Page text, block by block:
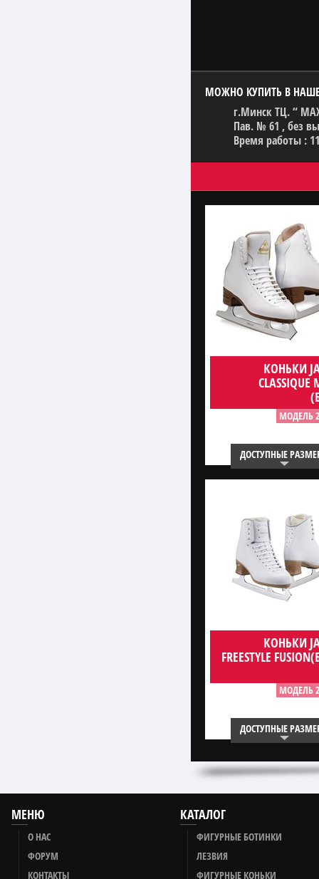
МОЖНО КУПИТЬ В
г.Минск ТЦ. “
Пав. № 61 , без
Время работы :
КОНЬКИ
CLASSIQUE
МОДЕЛЬ
ДОСТУПНЫЕ
КОНЬКИ
FREESTYLE
МОДЕЛЬ
ДОСТУПНЫЕ
МЕНЮ
О НАС
ФОРУМ
КОНТАКТЫ
КАТАЛОГ
ФИГУРНЫЕ БОТИНКИ
ЛЕЗВИЯ
ФИГУРНЫЕ КОНЬКИ